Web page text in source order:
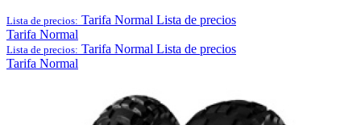
Lista de precios: Tarifa Normal Lista de precios
Tarifa Normal
Lista de precios: Tarifa Normal Lista de precios
Tarifa Normal